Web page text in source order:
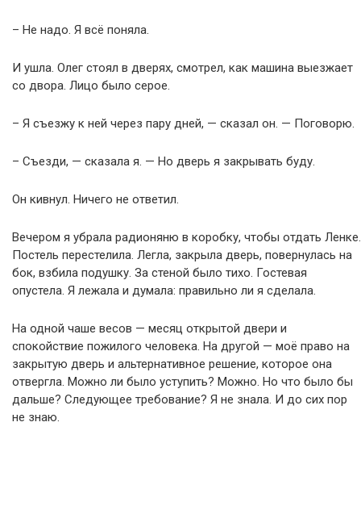
– Не надо. Я всё поняла.
И ушла. Олег стоял в дверях, смотрел, как машина выезжает
со двора. Лицо было серое.
– Я съезжу к ней через пару дней, — сказал он. — Поговорю.
– Съезди, — сказала я. — Но дверь я закрывать буду.
Он кивнул. Ничего не ответил.
Вечером я убрала радионяню в коробку, чтобы отдать Ленке.
Постель перестелила. Легла, закрыла дверь, повернулась на
бок, взбила подушку. За стеной было тихо. Гостевая
опустела. Я лежала и думала: правильно ли я сделала.
На одной чаше весов — месяц открытой двери и
спокойствие пожилого человека. На другой — моё право на
закрытую дверь и альтернативное решение, которое она
отвергла. Можно ли было уступить? Можно. Но что было бы
дальше? Следующее требование? Я не знала. И до сих пор
не знаю.